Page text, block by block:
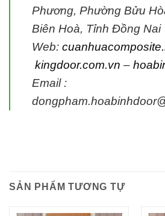
Phương, Phường Bửu
Biên Hoà, Tỉnh Đồng Nai
Web:
kingdoor.com.vn –
Email :
SẢN PHẨM TƯƠNG TỰ